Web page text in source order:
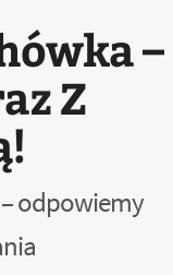
–
Z
odpowiemy